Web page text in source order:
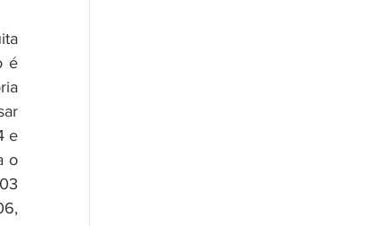
é
e
o